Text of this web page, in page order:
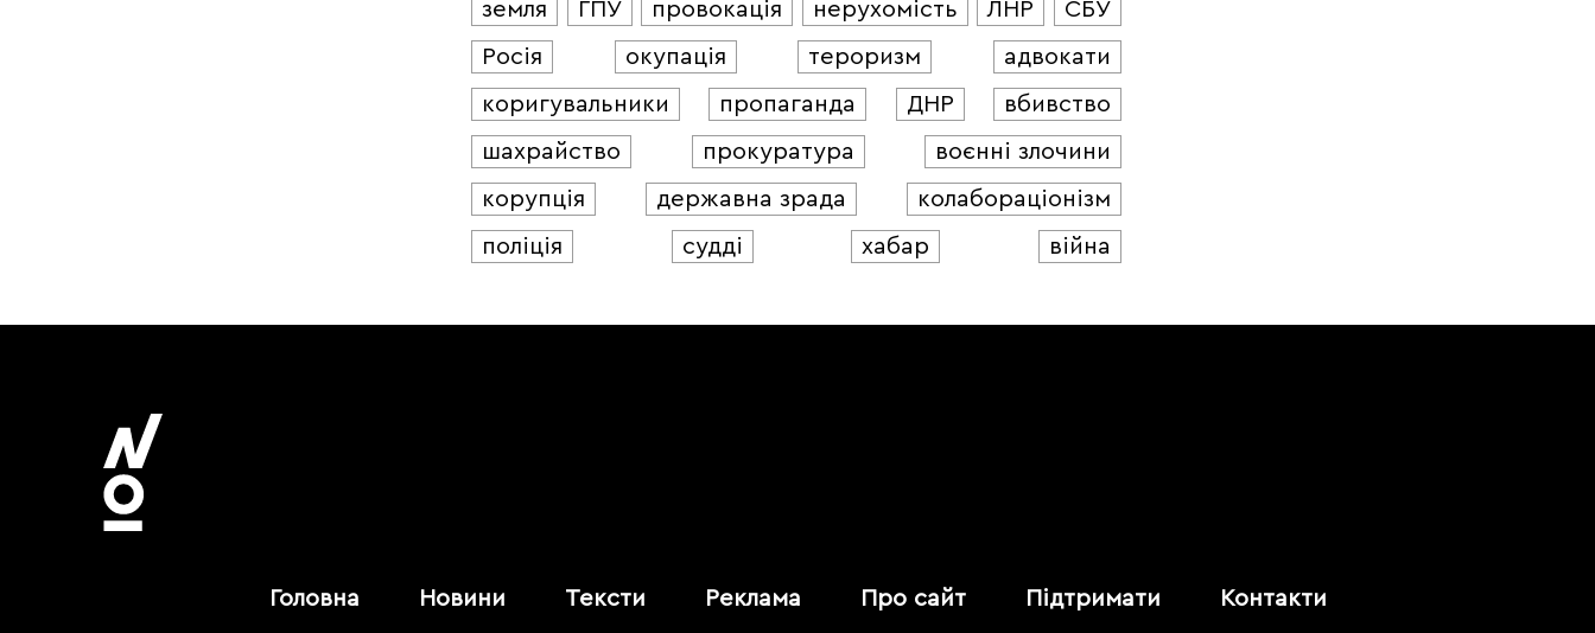
земля
ГПУ провокація нерухомість ЛНР
СБУ
Росія
окупація тероризм
адвокати
коригувальники
пропаганда ДНР
вбивство
шахрайство
прокуратура
воєнні злочини
корупція
державна зрада
колабораціонізм
поліція
судді хабар війна
Головна Новини Тексти Реклама Про сайт Підтримати Контакти